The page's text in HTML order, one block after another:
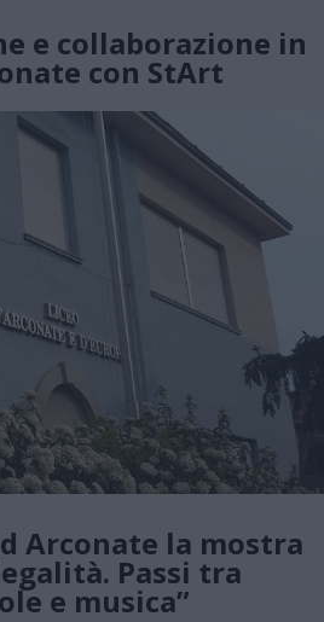
e collaborazione in
con StArt
Arconate la mostra
Passi tra
e musica”